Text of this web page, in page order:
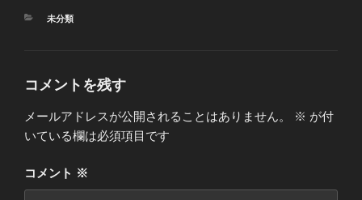
カ
未分類
コメントを残す
メールアドレスが公開されることはありません。 ※ が付
いている欄は必須項目です
コメント ※